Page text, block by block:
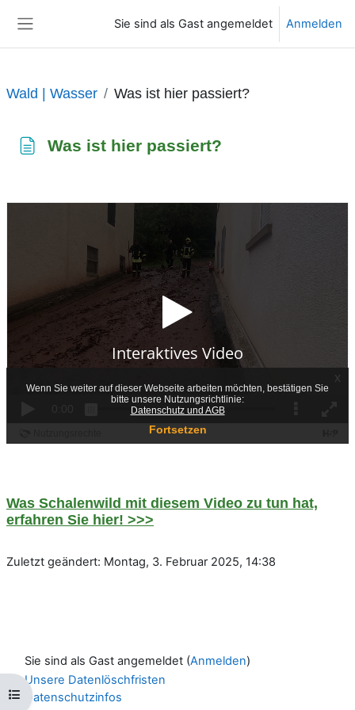
Sie sind als Gast angemeldet Anmelden
Kursindex öffnen
Wald | Wasser Was ist hier passiert?
Was ist hier passiert?
Was Schalenwild mit diesem Video zu tun hat,
erfahren Sie hier! >>>
Zuletzt geändert: Montag, 3. Februar 2025, 14:38
Sie sind als Gast angemeldet (Anmelden)
Unsere Datenlöschfristen
Datenschutzinfos